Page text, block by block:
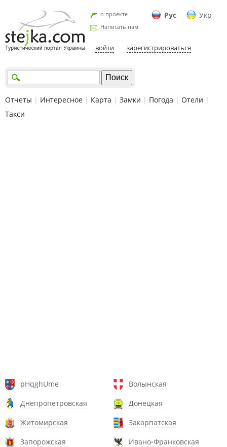
Рус Укр
о проекте
Написать нам
войти зарегистрироваться
Отчеты | Интересное | Карта | Замки | Погода | Отели |
Такси
pHqghUme
Волынская
Днепропетровская
Донецкая
Житомирская
Закарпатская
Запорожская
Ивано-Франковская